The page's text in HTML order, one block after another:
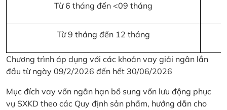
Từ 6 tháng đến <09 tháng
Từ 9 tháng đến 12 tháng
Chương trình áp dụng với các khoản vay giải ngân lần
đầu từ ngày 09/2/2026 đến hết 30/06/2026
Mục đích vay vốn ngắn hạn bổ sung vốn lưu động phục
vụ SXKD theo các Quy định sản phẩm, hướng dẫn cho